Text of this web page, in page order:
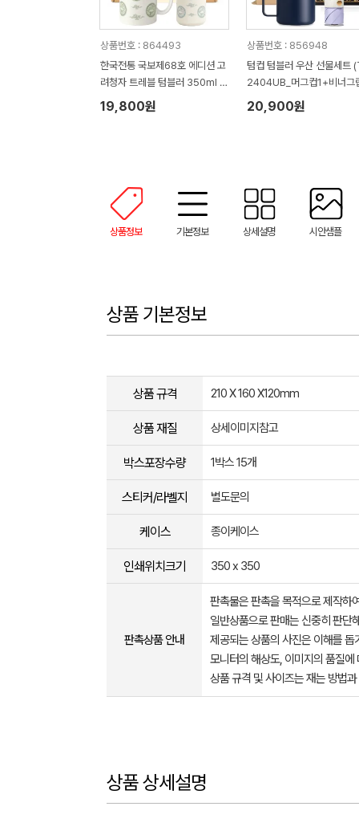
상품번호 : 864493
한국전통 국보제68호 에디션 고
려청자 트레블 텀블러 350ml 도
자기 머그 기프팅
19,800원
상품번호 : 856948
텀컵 텀블러 우산 선물세트
2404UB_머그컵1+비너그
니우산1)
20,900원
상품정보 기본정보 상세설명 시안샘플
상품 기본정보
상품 규격 210 X 160 X120mm
상품 재질 상세이미지참고
박스포장수량 1박스 15개
스티커/라벨지 별도문의
케이스 종이케이스
인쇄위치크기 350 x 350
판촉상품 안내
판촉물은 판촉을 목적으로 제작하
일반상품으로 판매는 신중히 판단
제공되는 상품의 사진은 이해를
모니터의 해상도, 이미지의 품질
상품 규격 및 사이즈는 재는 방법
상품 상세설명